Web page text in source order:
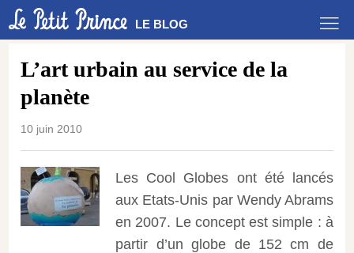
LE BLOG
L’art urbain au service de la
planète
10 juin 2010
Les Cool Globes ont été lancés
aux Etats-Unis par Wendy Abrams
en 2007. Le concept est simple : à
partir d’un globe de 152 cm de